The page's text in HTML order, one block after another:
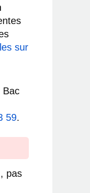
sur
Bac
59.
pas